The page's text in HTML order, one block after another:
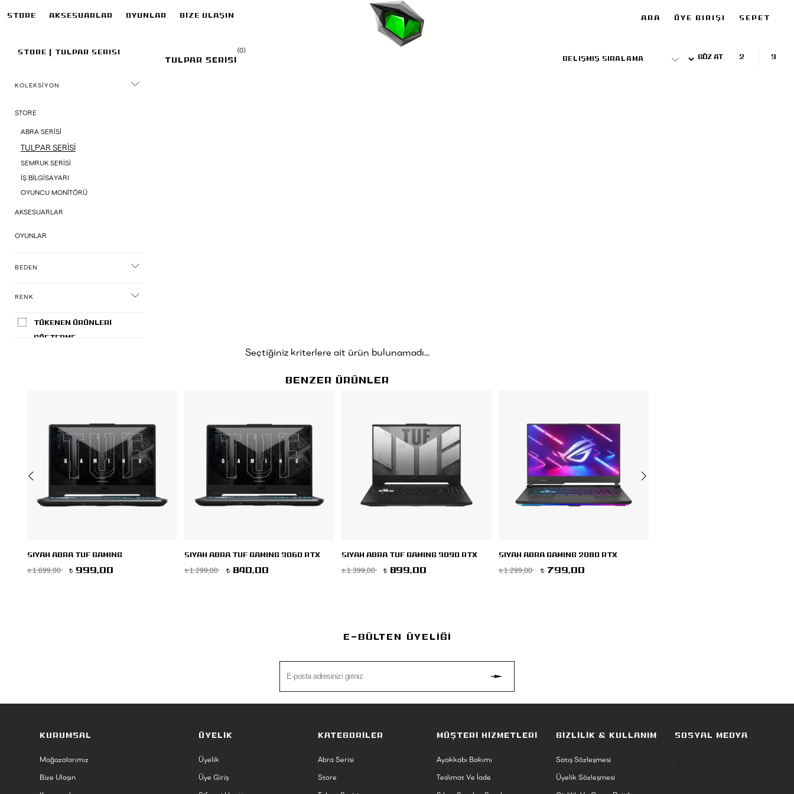
STORE AKSESUARLAR OYUNLAR BİZE ULAŞIN ARA ÜYE GIRIŞI SEPET
STORE TULPAR SERISI
KOLEKSİYON
STORE
ABRA SERİSİ
TULPAR SERİSİ
SEMRUK SERİSİ
İŞ BİLGİSAYARI
OYUNCU MONİTÖRÜ
AKSESUARLAR
OYUNLAR
BEDEN
RENK
TÜKENEN ÜRÜNLERİ
GÖSTERME
TULPAR SERİSİ
(0)
GÖZ AT 2 3
Seçtiğiniz kriterlere ait ürün bulunamadı...
BENZER ÜRÜNLER
SIYAH ABRA TUF GAMING
t1.699,00 t999,00
SIYAH ABRA TUF GAMING 3060 RTX
t1.299,00 t840,00
SIYAH ABRA TUF GAMING 3090 RTX
t1.399,00 t899,00
SIYAH ABRA GAMING 2080 RTX
t1.299,00 t799,00
E-BÜLTEN ÜYELİĞİ
KURUMSAL
Mağazalarımız
Bize Ulaşın
ÜYELİK
Üyelik
Üye Giriş
KATEGORİLER
Abra Serisi
Store
MÜŞTERİ HİZMETLERİ
Ayakkabı Bakımı
Teslimat Ve İade
GİZLİLİK & KULLANIM
Satış Sözleşmesi
Üyelik Sözleşmesi
SOSYAL MEDYA